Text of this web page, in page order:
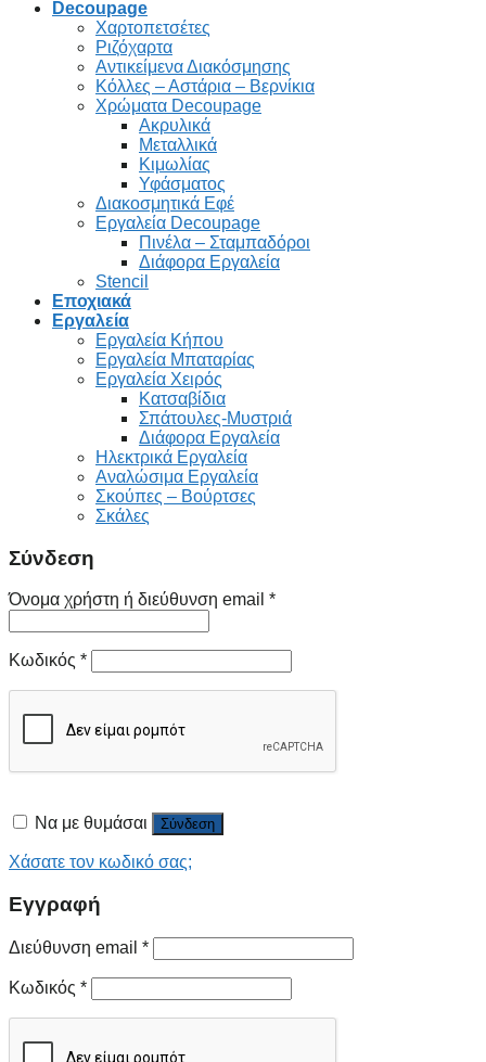
Decoupage
Χαρτοπετσέτες
Ριζόχαρτα
Αντικείμενα Διακόσμησης
Κόλλες – Αστάρια – Βερνίκια
Χρώματα Decoupage
Ακρυλικά
Μεταλλικά
Κιμωλίας
Υφάσματος
Διακοσμητικά Εφέ
Εργαλεία Decoupage
Πινέλα – Σταμπαδόροι
Διάφορα Εργαλεία
Stencil
Εποχιακά
Εργαλεία
Εργαλεία Κήπου
Εργαλεία Μπαταρίας
Εργαλεία Χειρός
Κατσαβίδια
Σπάτουλες-Μυστριά
Διάφορα Εργαλεία
Ηλεκτρικά Εργαλεία
Αναλώσιμα Εργαλεία
Σκούπες – Βούρτσες
Σκάλες
Σύνδεση
Όνομα χρήστη ή διεύθυνση email *
Κωδικός *
Να με θυμάσαι Σύνδεση
Χάσατε τον κωδικό σας;
Εγγραφή
Διεύθυνση email *
Κωδικός *